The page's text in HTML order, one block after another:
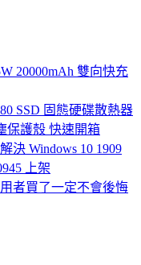
20000mAh 雙向快充
SSD 固態硬碟散熱器
保護殼 快速開箱
決 Windows 10 1909
上架
用者買了一定不會後悔